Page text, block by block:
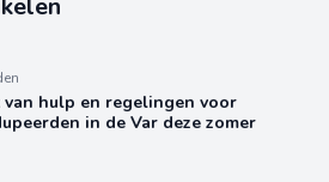
van hulp en regelingen voor
in de Var deze zomer